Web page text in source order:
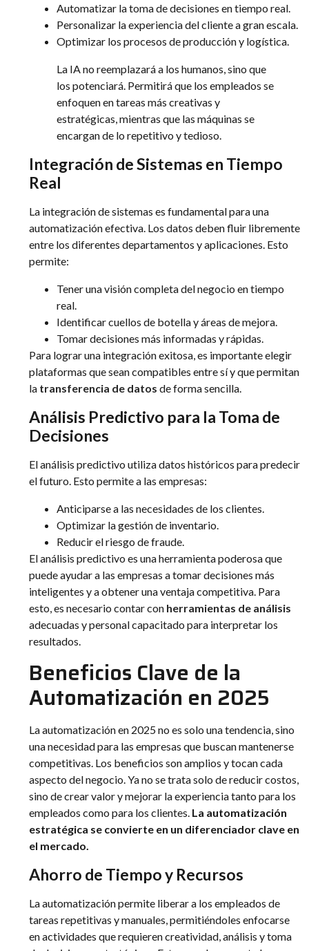
Automatizar la toma de decisiones en tiempo real.
Personalizar la experiencia del cliente a gran escala.
Optimizar los procesos de producción y logística.
La IA no reemplazará a los humanos, sino que
los potenciará. Permitirá que los empleados se
enfoquen en tareas más creativas y
estratégicas, mientras que las máquinas se
encargan de lo repetitivo y tedioso.
Integración de Sistemas en Tiempo
Real
La integración de sistemas es fundamental para una
automatización efectiva. Los datos deben fluir libremente
entre los diferentes departamentos y aplicaciones. Esto
permite:
Tener una visión completa del negocio en tiempo
real.
Identificar cuellos de botella y áreas de mejora.
Tomar decisiones más informadas y rápidas.
Para lograr una integración exitosa, es importante elegir
plataformas que sean compatibles entre sí y que permitan
la transferencia de datos de forma sencilla.
Análisis Predictivo para la Toma de
Decisiones
El análisis predictivo utiliza datos históricos para predecir
el futuro. Esto permite a las empresas:
Anticiparse a las necesidades de los clientes.
Optimizar la gestión de inventario.
Reducir el riesgo de fraude.
El análisis predictivo es una herramienta poderosa que
puede ayudar a las empresas a tomar decisiones más
inteligentes y a obtener una ventaja competitiva. Para
esto, es necesario contar con herramientas de análisis
adecuadas y personal capacitado para interpretar los
resultados.
Beneficios Clave de la
Automatización en 2025
La automatización en 2025 no es solo una tendencia, sino
una necesidad para las empresas que buscan mantenerse
competitivas. Los beneficios son amplios y tocan cada
aspecto del negocio. Ya no se trata solo de reducir costos,
sino de crear valor y mejorar la experiencia tanto para los
empleados como para los clientes. La automatización
estratégica se convierte en un diferenciador clave en
el mercado.
Ahorro de Tiempo y Recursos
La automatización permite liberar a los empleados de
tareas repetitivas y manuales, permitiéndoles enfocarse
en actividades que requieren creatividad, análisis y toma